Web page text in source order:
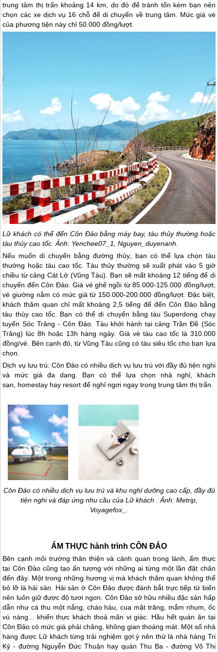
trung tâm thị trấn khoảng 14 km, do đó để tránh tốn kém bạn nên
chọn các xe dịch vụ 16 chỗ để di chuyển về trung tâm. Mức giá vé
của phương tiện này chỉ 50.000 đồng/lượt.
Lữ khách có thể đến Côn Đảobằng máy bay, tàu thủy thường hoặc
tàu thủy cao tốc. Ảnh: Yenchee07_1, Nguyen_duyenanh.
Nếu muốn di chuyển bằng đường thủy, bạn có thể lựa chọn tàu
thường hoặc tàu cao tốc. Tàu thủy thường sẽ xuất phát vào 5 giờ
chiều từ cảng Cát Lở (Vũng Tàu). Bạn sẽ mất khoảng 12 tiếng để di
chuyển đếnCôn Đảo. Giá vé ghế ngồi từ 85.000-125.000 đồng/lượt,
vé giường nằm có mức giá từ 150.000-200.000 đồng/lượt. Đặc biệt,
khách thăm quan chỉ mất khoảng 2,5 tiếng để đến Côn Đảobằng
tàu thủy cao tốc. Bạn có thể di chuyển bằng tàu Superdong chạy
tuyến Sóc Trăng -Côn Đảo. Tàu khởi hành tại cảng Trần Đề (Sóc
Trăng) lúc 8h hoặc 13h hàng ngày. Giá vé tàu cao tốc là 310.000
đồng/vé. Bên cạnh đó, từ Vũng Tàu cũng có tàu siêu tốc cho bạn lựa
chọn.
Dịch vụ lưu trú: Côn Đảocó nhiều dịch vụ lưu trú với đầy đủ tiện nghi
và mức giá đa dạng. Bạn có thể lựa chọn nhà nghỉ, khách
sạn, homestay hay resort để nghỉ ngơi ngay trong trung tâm thị trấn.
Côn Đảocó nhiều dịch vụ lưu trú và khu nghỉ dưỡng cao cấp, đầy đủ
tiện nghi và đáp ứng nhu cầu của Lữ khách . Ảnh: Metrip,
Voyagefox_.
ẨM THỰC hành trình CÔN ĐẢO
Bên cạnh môi trường thân thiện và cảnh quan trong lành, ẩm thực
tại Côn Đảocũng tạo ấn tượng với những ai từng một lần đặt chân
đến đây. Một trong những hương vị mà khách thăm quan không thể
bỏ lỡ là hải sản. Hải sản ở Côn Đảo được đánh bắt trực tiếp từ biển
nên luôn giữ được độ tươi ngon. Côn Đảosở hữu nhiều đặc sản hấp
dẫn như cá thu một nắng, cháo hàu, cua mặt trăng, mắm nhum, ốc
vú nàng... khiến thực khách thoả mãn vị giác. Hầu hết quán ăn tại
Côn Đảo có mức giá phải chăng, không gian thoáng mát. Một số nhà
hàng được Lữ khách từng trải nghiệm gợi ý nên thử là nhà hàng Tri
Kỷ - đường Nguyễn Đức Thuận hay quán Thu Ba - đường Võ Thị